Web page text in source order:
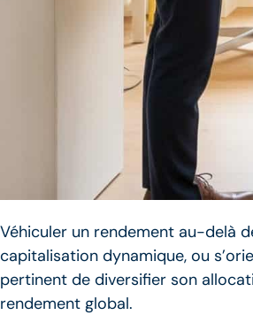
Véhiculer un rendement au-delà
capitalisation dynamique, ou
pertinent de diversifier son
rendement global.